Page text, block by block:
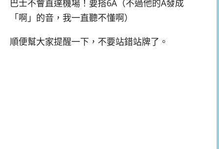
巴士不會直達機場！要搭6A（不過他的A發成
「啊」的音，我一直聽不懂啊）
順便幫大家提醒一下，不要站錯站牌了。